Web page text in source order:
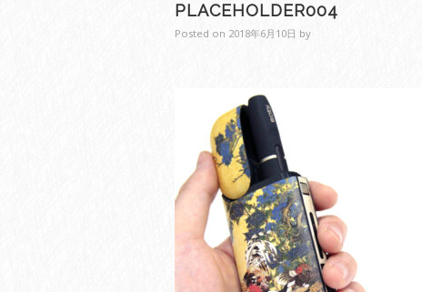
PLACEHOLDER004
Posted on 2018年6月10日 by